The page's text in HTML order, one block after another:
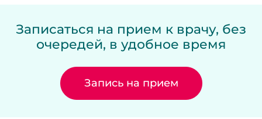
Записаться на прием к врачу, без
очередей, в удобное время
Запись на прием